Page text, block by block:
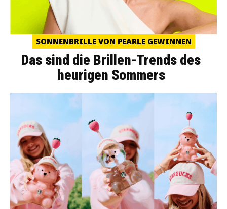
SONNENBRILLE VON PEARLE GEWINNEN
Das sind die Brillen-Trends des
heurigen Sommers